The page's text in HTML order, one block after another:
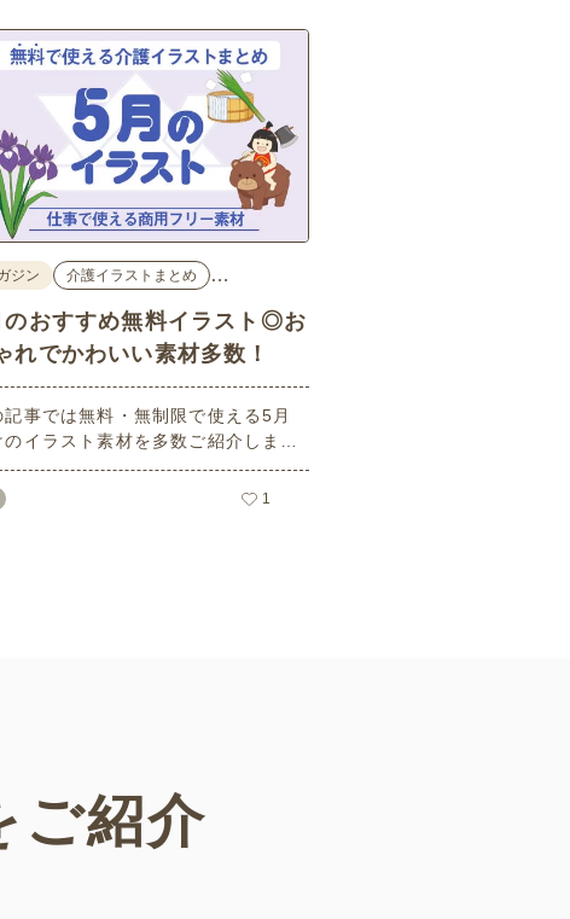
ジン 介護イラストまとめ …
のおすすめ無料イラスト◎お
れでかわいい素材多数！
記事では無料・無制限で使える5月
のイラスト素材を多数ご紹介しま
商用フリーの可愛くておしゃれなイ
ト素材が多数！こどもの日（端午の
）や母の日などの5月ならではのイ
1
ご紹介